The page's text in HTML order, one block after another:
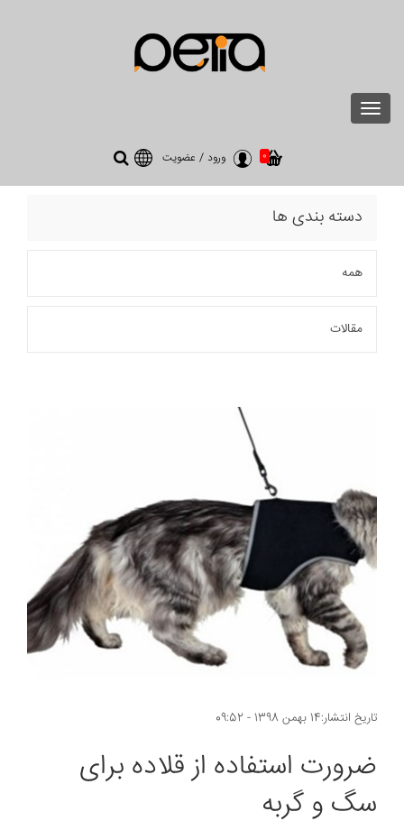
Toggle
navigation
0 ورود / عضویت
دسته بندی ها
همه
مقالات
تاریخ انتشار:14 بهمن 1398 - 09:52
ضرورت استفاده از قلاده برای
سگ و گربه